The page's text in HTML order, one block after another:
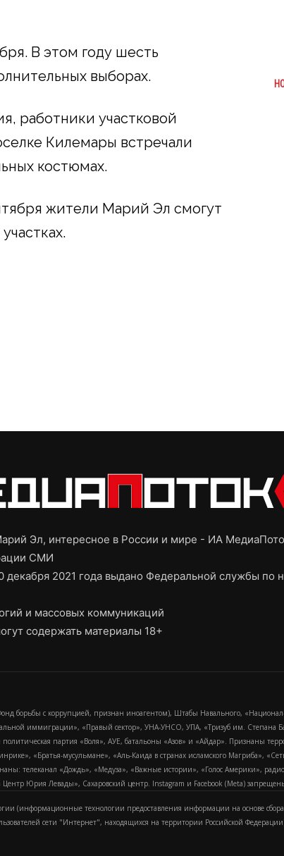
В этом году шесть
выборах.
работники участковой
Килемары встречали
костюмах.
жители Марий Эл смогут
Эл, интересное в России и мире - ИА
СМИ
2021 года выдано Федеральной службы по
и массовых коммуникаций
содержать материалы 18+
борьбы с коррупцией, признан иноагентом), Штабы Навального,
иммиграции», «Правый сектор», УНА-УНСО, УПА, «Тризуб им.
политическая партия «Воля», АУЕ, батальоны «Азов» и «Айдар». Признаны
«Братья-мусульмане», «Аль-Каида в странах исламского Магриба»,
телеканал «Дождь», «Медуза», «Важные истории», «Голос Америки»,
Юрия Левады», Сахаровский центр. Instagram и Facebook (Metа)
(информационные технологии предоставления информации на основе
сети "Интернет", находящихся на территории Российской